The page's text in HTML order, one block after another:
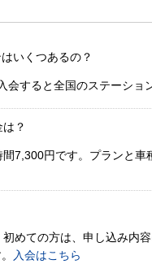
いくつあるの？
すると全国のステーショ
？
7,300円です。プランと
めての方は、申し込み内
入会はこちら